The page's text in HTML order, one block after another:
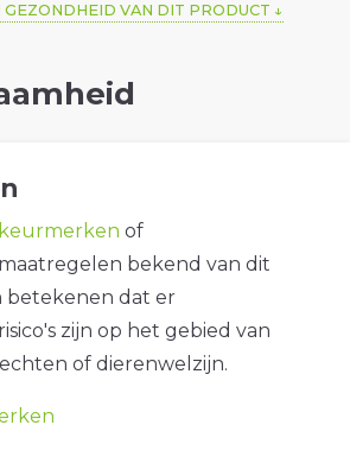
GEZONDHEID VAN DIT PRODUCT
of
bekend van dit
betekenen dat er
zijn op het gebied van
of dierenwelzijn.